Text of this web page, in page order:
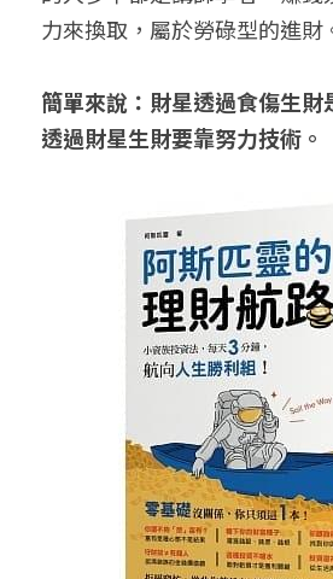
力來換取，屬於勞碌型的進財
簡單來說：財星透過食傷生
透過財星生財要靠努力技術。